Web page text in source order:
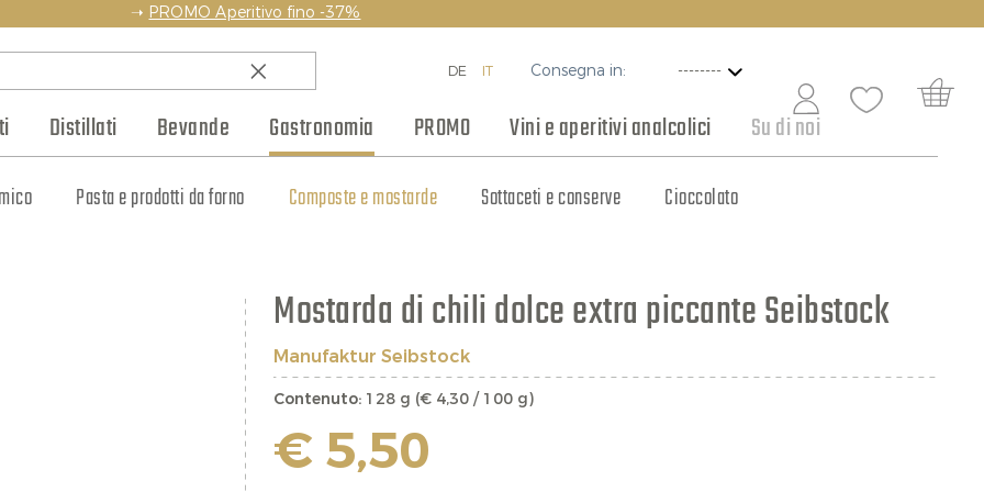
➝ PROMO Aperitivo fino -37%
DE IT Consegna in:
Distillati Bevande Gastronomia PROMO Vini e aperitivi analcolici Su di noi
Paesi Regioni Selezioni vino Bottiglie piccole Vini per ogni occasione
Champagne Altri spumanti
Rum Whisky Liquori e amari Cognac e Armagnac
Pasta e prodotti da forno Composte e mostarde Sottaceti e conserve Cioccolato
Weinhaus Club Blog Produttori Jobs
Mostarda di chili dolce extra piccante Seibstock
Manufaktur Seibstock
Contenuto: 128 g (€ 4,30 / 100 g)
€ 5,50